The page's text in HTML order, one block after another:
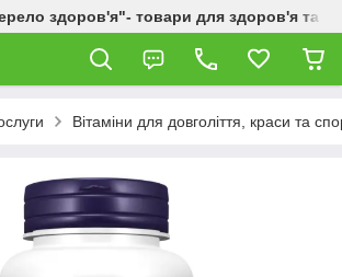
здоров'я"- товари для здоров'я та
Вітаміни для довголіття, краси та